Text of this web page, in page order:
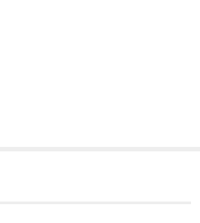
･ｺｰﾄ･ﾃﾞｭ･ﾛｰﾇ
/ ﾗﾝｸﾞ･ﾄﾞｯｸ･ﾙｰｼｮﾝ